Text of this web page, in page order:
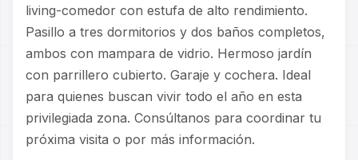
living-comedor con estufa de alto rendimiento.
Pasillo a tres dormitorios y dos baños completos,
ambos con mampara de vidrio. Hermoso jardín
con parrillero cubierto. Garaje y cochera. Ideal
para quienes buscan vivir todo el año en esta
privilegiada zona. Consúltanos para coordinar tu
próxima visita o por más información.